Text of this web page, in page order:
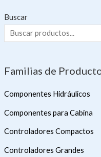
Buscar
Familias de
Componentes Hidráulicos
Componentes para Cabina
Controladores Compactos
Controladores Grandes